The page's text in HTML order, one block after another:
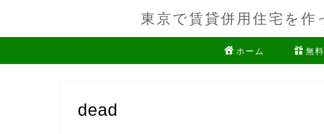
東京で賃貸併用住宅を
ホーム 無
dead